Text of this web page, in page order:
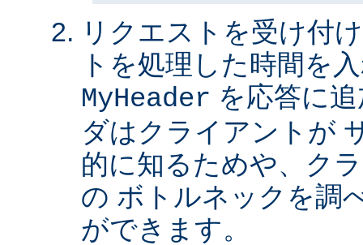
リクエストを受け付
トを処理した時間を
MyHeader を応答に
ダはクライアントが
的に知るためや、ク
の ボトルネックを調
ができます。